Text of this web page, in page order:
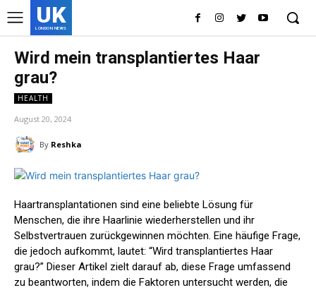
UK
LONDON NEWS
Wird mein transplantiertes Haar
grau?
HEALTH
August 20, 2024
By Reshka
Haartransplantationen sind eine beliebte Lösung für
Menschen, die ihre Haarlinie wiederherstellen und ihr
Selbstvertrauen zurückgewinnen möchten. Eine häufige Frage,
die jedoch aufkommt, lautet: “Wird transplantiertes Haar
grau?” Dieser Artikel zielt darauf ab, diese Frage umfassend
zu beantworten, indem die Faktoren untersucht werden, die